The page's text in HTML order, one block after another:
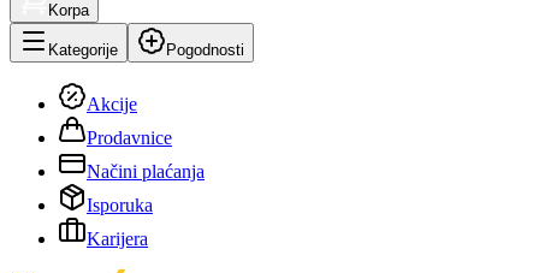
Korpa
Kategorije Pogodnosti
Akcije
Prodavnice
Načini plaćanja
Isporuka
Karijera